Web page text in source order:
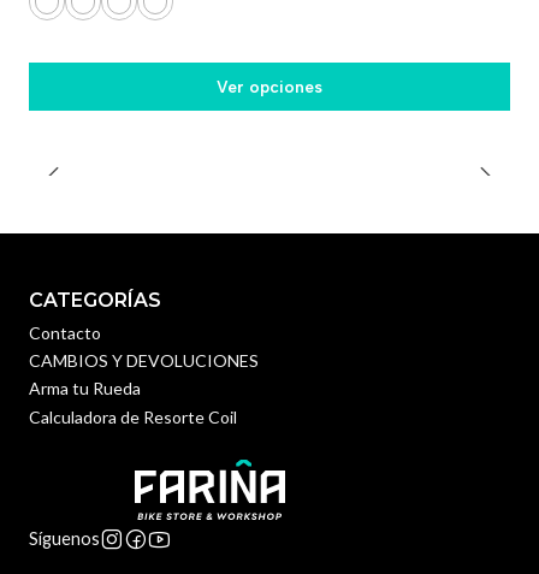
Ver opciones
CATEGORÍAS
Contacto
CAMBIOS Y DEVOLUCIONES
Arma tu Rueda
Calculadora de Resorte Coil
Síguenos